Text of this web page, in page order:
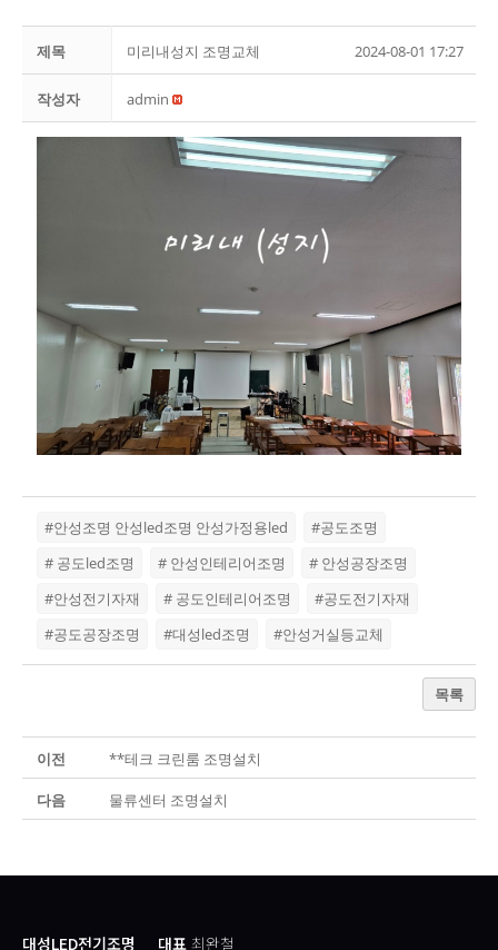
제목 미리내성지 조명교체 2024-08-01 17:27
작성자 admin
#안성조명 안성led조명 안성가정용led
#공도조명
# 공도led조명
# 안성인테리어조명
# 안성공장조명
#안성전기자재
# 공도인테리어조명
#공도전기자재
#공도공장조명
#대성led조명 #안성거실등교체
목록
이전 **테크 크린룸 조명설치
다음 물류센터 조명설치
대성LED전기조명 대표 최완철